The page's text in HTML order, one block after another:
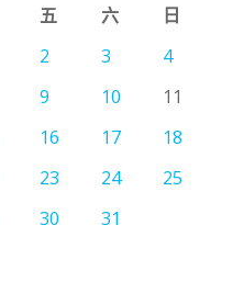
五 六
日
2 3
4
9 10
11
16 17
18
23 24
25
30 31